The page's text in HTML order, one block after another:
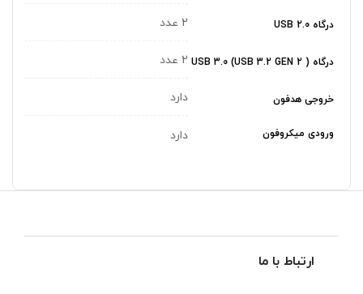
درگاه USB 2.0 2 عدد
درگاه USB 3.0 (USB 3.2 GEN 2 ) 2 عدد
خروجی هدفون دارد
ورودی میکروفون دارد
ارتباط با ما